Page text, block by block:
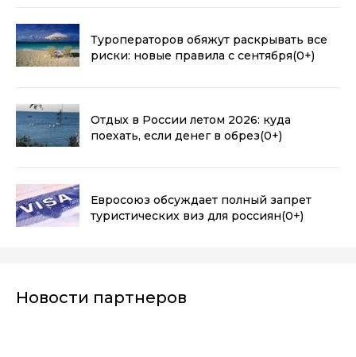
Туроператоров обяжут раскрывать все
риски: новые правила с сентября(0+)
Отдых в России летом 2026: куда
поехать, если денег в обрез(0+)
Евросоюз обсуждает полный запрет
туристических виз для россиян(0+)
Новости партнеров